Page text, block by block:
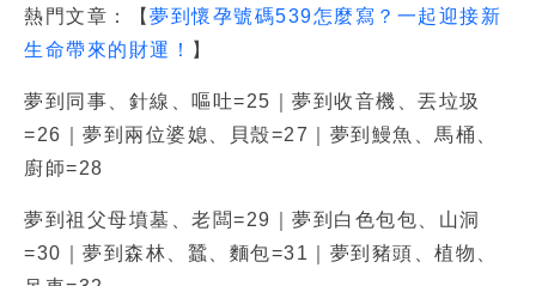
熱門文章：【 夢到懷孕號碼539怎麼寫？一起迎接新
生命帶來的財運！
】
夢到同事、針線、嘔吐=25｜夢到收音機、丟垃圾
=26｜夢到兩位婆媳、貝殼=27｜夢到鰻魚、馬桶、
廚師=28
夢到祖父母墳墓、老闆=29｜夢到白色包包、山洞
=30｜夢到森林、蠶、麵包=31｜夢到豬頭、植物、